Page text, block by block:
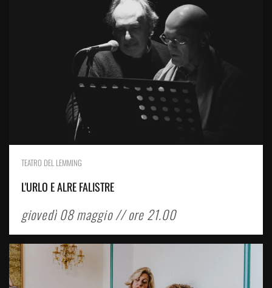
TEATRO DEL LEMMING
L'URLO E ALRE FALISTRE
giovedì 08 maggio // ore 21.00